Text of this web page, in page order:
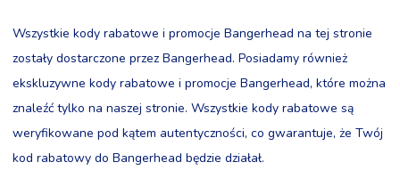
Wszystkie kody rabatowe i promocje Bangerhead na tej stronie
zostały dostarczone przez Bangerhead. Posiadamy również
ekskluzywne kody rabatowe i promocje Bangerhead, które można
znaleźć tylko na naszej stronie. Wszystkie kody rabatowe są
weryfikowane pod kątem autentyczności, co gwarantuje, że Twój
kod rabatowy do Bangerhead będzie działał.